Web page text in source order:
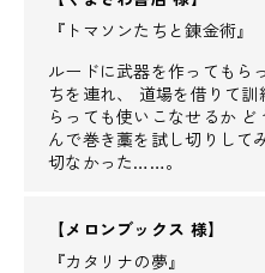
『トマソンたちと錬金術』
ルードに武器を作ってもら
ちを連れ、 道場を借りて
らっても使いこなせるか
んで巻き藁を試し切りして
切なかった……。
【メロンブックス 様】
『カタリナの夢』